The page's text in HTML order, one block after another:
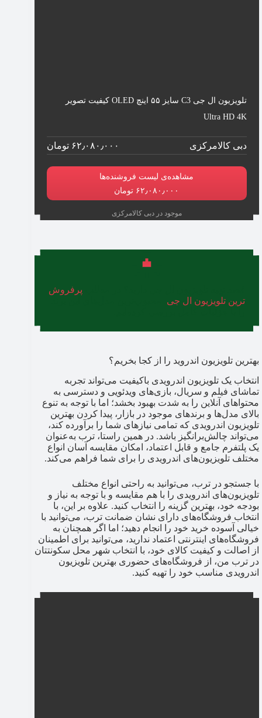
تلویزیون ال جی C3 سایز ۵۵ اینچ OLED کیفیت تصویر
Ultra HD 4K
دبی کالامرکزی ۶۲٫۰۸۰٫۰۰۰ تومان
مشاهده‌ی لیست فروشنده‌ها
۶۲٫۰۸۰٫۰۰۰ تومان
موجود در دبی کالامرکزی
پرفروش
ترین تلویزیون ال جی
بهترین تلویزیون اندروید را از کجا بخریم؟
انتخاب یک تلویزیون اندرویدی باکیفیت می‌تواند تجربه
تماشای فیلم و سریال، بازی‌های ویدئویی و دسترسی به
محتواهای آنلاین را به شدت بهبود بخشد؛ اما با توجه به تنوع
بالای مدل‌ها و برندهای موجود در بازار، پیدا کردن بهترین
تلویزیون اندرویدی که تمامی نیازهای شما را برآورده کند،
می‌تواند چالش‌برانگیز باشد. در همین راستا، ترب به‌عنوان
یک پلتفرم جامع و قابل اعتماد، امکان مقایسه آسان انواع
مختلف تلویزیون‌های اندرویدی را برای شما فراهم می‌کند.
با جستجو در ترب، می‌توانید به راحتی انواع مختلف
تلویزیون‌های اندرویدی را با هم مقایسه و با توجه به نیاز و
بودجه خود، بهترین گزینه را انتخاب کنید. علاوه بر این، با
انتخاب فروشگاه‌های دارای نشان ضمانت ترب، می‌توانید با
خیالی آسوده خرید خود را انجام دهید؛ اما اگر همچنان به
فروشگاه‌های اینترنتی اعتماد ندارید، می‌توانید برای اطمینان
از اصالت و کیفیت کالای خود، با انتخاب شهر محل سکونتتان
در ترب من، از فروشگاه‌های حضوری بهترین تلویزیون
اندرویدی مناسب خود را تهیه کنید.